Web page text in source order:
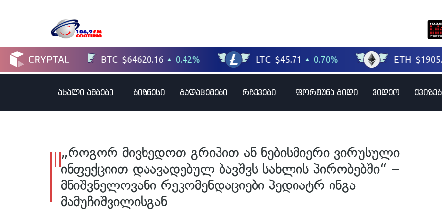
ახალი ამბები ბიზნესი გადაცემები რჩევები ფორტუნა გიდი ვიდეო
„როგორ მივხედოთ გრიპით ან ნებისმიერი ვირუსული
ინფექციით დაავადებულ ბავშვს სახლის პირობებში“ –
მნიშვნელოვანი რეკომენდაციები პედიატრ ინგა
მამუჩიშვილისგან